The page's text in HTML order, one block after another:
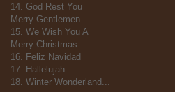
14. God Rest You
Merry Gentlemen
15. We Wish You A
Merry Christmas
16. Feliz Navidad
17. Hallelujah
18. Winter Wonderland...